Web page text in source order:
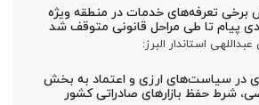
برخی تعرفه‌های خدمات در منطقه ویژه
پیام تا طی مراحل قانونی متوقف شد
استاندار البرز:
در سیاست‌های ارزی و اعتماد به بخش
شرط حفظ بازارهای صادراتی کشور